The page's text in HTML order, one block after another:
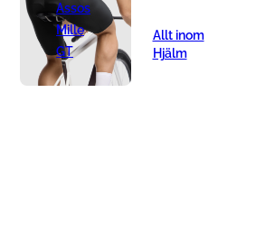
Assos
Mille
GT
Allt inom
Hjälm